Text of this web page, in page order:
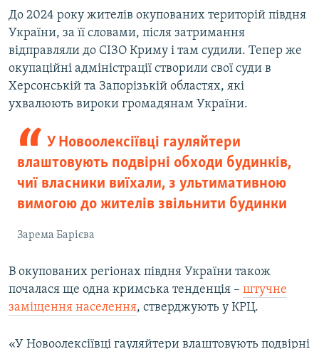
До 2024 року жителів окупованих територій півдня
України, за її словами, після затримання
відправляли до СІЗО Криму і там судили. Тепер же
окупаційні адміністрації створили свої суди в
Херсонській та Запорізькій областях, які
ухвалюють вироки громадянам України.
У Новоолексіївці гауляйтери
влаштовують подвірні обходи будинків,
чиї власники виїхали, з ультимативною
вимогою до жителів звільнити будинки
Зарема Барієва
В окупованих регіонах півдня України також
почалася ще одна кримська тенденція – штучне
заміщення населення, стверджують у КРЦ.
«У Новоолексіївці гауляйтери влаштовують подвірні